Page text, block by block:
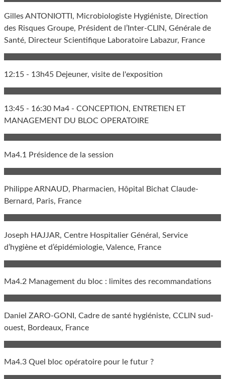
Gilles ANTONIOTTI, Microbiologiste Hygiéniste, Direction
des Risques Groupe, Président de l’Inter-CLIN, Générale de
Santé, Directeur Scientifique Laboratoire Labazur, France
12:15 - 13h45 Dejeuner, visite de l'exposition
13:45 - 16:30 Ma4 - CONCEPTION, ENTRETIEN ET
MANAGEMENT DU BLOC OPERATOIRE
Ma4.1 Présidence de la session
Philippe ARNAUD, Pharmacien, Hôpital Bichat Claude-
Bernard, Paris, France
Joseph HAJJAR, Centre Hospitalier Général, Service
d’hygiène et d’épidémiologie, Valence, France
Ma4.2 Management du bloc : limites des recommandations
Daniel ZARO-GONI, Cadre de santé hygiéniste, CCLIN sud-
ouest, Bordeaux, France
Ma4.3 Quel bloc opératoire pour le futur ?